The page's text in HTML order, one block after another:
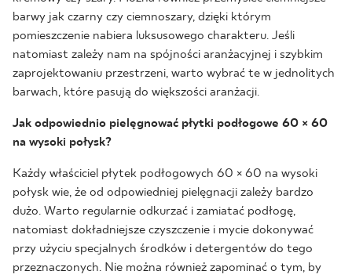
barwy jak czarny czy ciemnoszary, dzięki którym
pomieszczenie nabiera luksusowego charakteru. Jeśli
natomiast zależy nam na spójności aranżacyjnej i szybkim
zaprojektowaniu przestrzeni, warto wybrać te w jednolitych
barwach, które pasują do większości aranżacji.
Jak odpowiednio pielęgnować płytki podłogowe 60 × 60
na wysoki połysk?
Każdy właściciel płytek podłogowych 60 × 60 na wysoki
połysk wie, że od odpowiedniej pielęgnacji zależy bardzo
dużo. Warto regularnie odkurzać i zamiatać podłogę,
natomiast dokładniejsze czyszczenie i mycie dokonywać
przy użyciu specjalnych środków i detergentów do tego
przeznaczonych. Nie można również zapominać o tym, by